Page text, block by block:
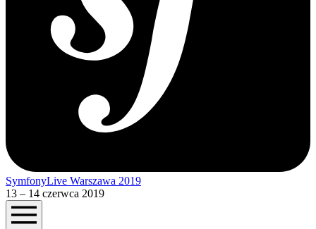
SymfonyLive Warszawa 2019
13 – 14 czerwca 2019